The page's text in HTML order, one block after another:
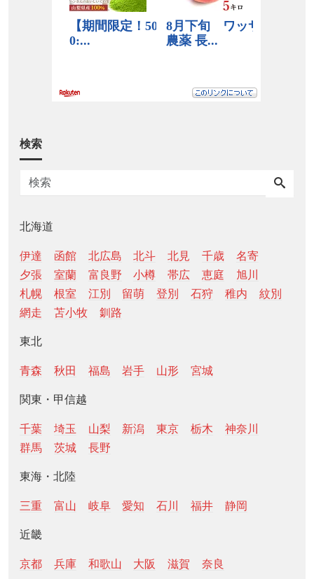
検索
北海道
伊達 函館 北広島 北斗 北見 千歳
名寄
夕張
室蘭 富良野 小樽 帯広 恵庭
旭川
札幌
根室 江別 留萌 登別 石狩 稚内
紋別
網走
苫小牧 釧路
東北
青森 秋田 福島 岩手 山形 宮城
関東・甲信越
千葉 埼玉 山梨 新潟 東京 栃木
神奈川
群馬
茨城 長野
東海・北陸
三重 富山 岐阜 愛知 石川 福井 静岡
近畿
京都 兵庫 和歌山 大阪 滋賀 奈良